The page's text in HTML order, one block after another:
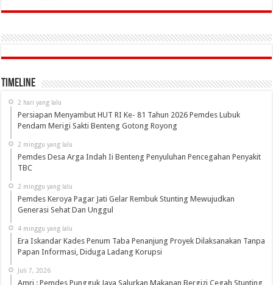
Timeline
2 hari yang lalu
Persiapan Menyambut HUT RI Ke- 81 Tahun 2026 Pemdes Lubuk
Pendam Merigi Sakti Benteng Gotong Royong
2 minggu yang lalu
Pemdes Desa Arga Indah Ii Benteng Penyuluhan Pencegahan Penyakit
TBC
2 minggu yang lalu
Pemdes Keroya Pagar Jati Gelar Rembuk Stunting Mewujudkan
Generasi Sehat Dan Unggul
4 minggu yang lalu
Era Iskandar Kades Penum Taba Penanjung Proyek Dilaksanakan Tanpa
Papan Informasi, Diduga Ladang Korupsi
Juli 7, 2026
Amri : Pemdes Pungguk Jaya Salurkan Makanan Bergizi Cegah Stunting